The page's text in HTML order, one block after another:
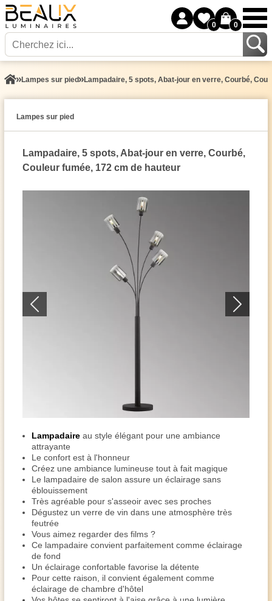
0 0
Lampes sur pied Lampadaire, 5 spots, Abat-jour en verre, Courbé,
Lampes sur pied
Lampadaire, 5 spots, Abat-jour en verre, Courbé,
Couleur fumée, 172 cm de hauteur
Lampadaire au style élégant pour une ambiance
attrayante
Le confort est à l'honneur
Créez une ambiance lumineuse tout à fait magique
Le lampadaire de salon assure un éclairage sans
éblouissement
Très agréable pour s'asseoir avec ses proches
Dégustez un verre de vin dans une atmosphère très
feutrée
Vous aimez regarder des films ?
Ce lampadaire convient parfaitement comme éclairage
de fond
Un éclairage confortable favorise la détente
Pour cette raison, il convient également comme
éclairage de chambre d'hôtel